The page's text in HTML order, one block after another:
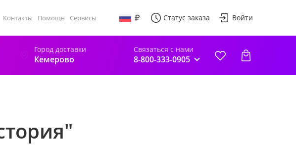
Контакты Помощь Сервисы Статус заказа Войти
Город доставки
Кемерово
Связаться с нами
8-800-333-0905